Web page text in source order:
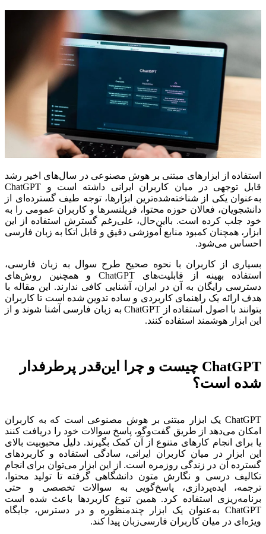
استفاده از ابزارهای مبتنی بر هوش مصنوعی در سال‌های اخیر رشد
قابل توجهی در میان کاربران ایرانی داشته است و ChatGPT
به‌عنوان یکی از شناخته‌شده‌ترین ابزارها، توجه طیف گسترده‌ای از
دانشجویان، فعالان حوزه محتوا، فریلنسرها و کاربران عمومی را به
خود جلب کرده است. بااین‌حال، علی‌رغم گسترش استفاده از این
ابزار، همچنان کمبود منابع آموزشی دقیق و قابل اتکا به زبان فارسی
احساس می‌شود.
بسیاری از کاربران با نحوه صحیح طرح سوال به زبان فارسی،
استفاده بهینه از قابلیت‌های ChatGPT و همچنین روش‌های
دسترسی رایگان به آن در ایران، آشنایی کافی ندارند. این مقاله با
هدف ارائه یک راهنمای کاربردی و ساده تدوین شده است تا کاربران
بتوانند با اصول استفاده از ChatGPT به زبان فارسی آشنا شوند و از
این ابزار هوشمند استفاده کنند.
ChatGPT چیست و چرا این‌قدر پرطرفدار
شده است؟
ChatGPT یک ابزار مبتنی بر هوش مصنوعی است که به کاربران
امکان می‌دهد از طریق گفت‌وگو، پاسخ سوالات خود را دریافت کنند
یا برای انجام کارهای متنوع از آن کمک بگیرند. دلیل محبوبیت بالای
این ابزار در میان کاربران ایرانی، سادگی استفاده و کاربردهای
گسترده آن در زندگی روزمره است. از این ابزار می‌توان برای انجام
تکالیف درسی و نگارش متون دانشگاهی گرفته تا تولید محتوا،
ترجمه، ایده‌پردازی، پاسخ‌گویی به سوالات تخصصی و حتی
برنامه‌ریزی استفاده کرد. همین تنوع کاربردها باعث شده است
ChatGPT به‌عنوان یک ابزار چندمنظوره و در دسترس، جایگاه
ویژه‌ای در میان کاربران فارسی‌زبان پیدا کند.